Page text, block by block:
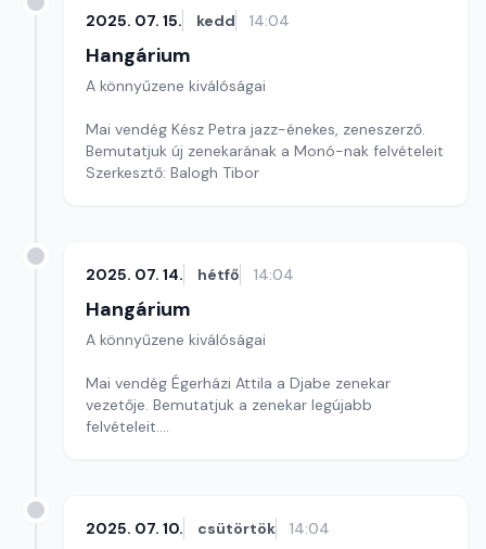
2025. 07. 15. kedd 14:04
Hangárium
A könnyűzene kiválóságai
Mai vendég Kész Petra jazz-énekes, zeneszerző.
Bemutatjuk új zenekarának a Monó-nak felvételeit
Szerkesztő: Balogh Tibor
2025. 07. 14. hétfő 14:04
Hangárium
A könnyűzene kiválóságai
Mai vendég Égerházi Attila a Djabe zenekar
vezetője. Bemutatjuk a zenekar legújabb
felvételeit.
2025. 07. 10. csütörtök 14:04